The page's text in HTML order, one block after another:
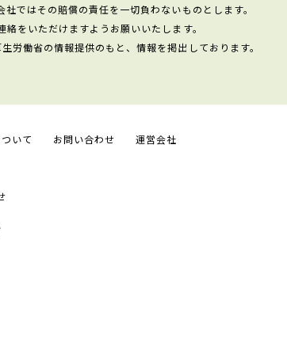
ではその賠償の責任を一切負わないものとします。
をいただけますようお願いいたします。
働省の情報提供のもと、情報を掲出しております。
いて お問い合わせ 運営会社